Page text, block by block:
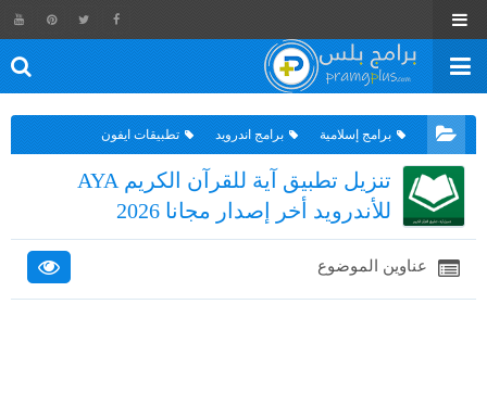
برامج إسلامية برامج اندرويد تطبيقات ايفون
تنزيل تطبيق آية للقرآن الكريم AYA
للأندرويد أخر إصدار مجانا 2026
عناوين الموضوع